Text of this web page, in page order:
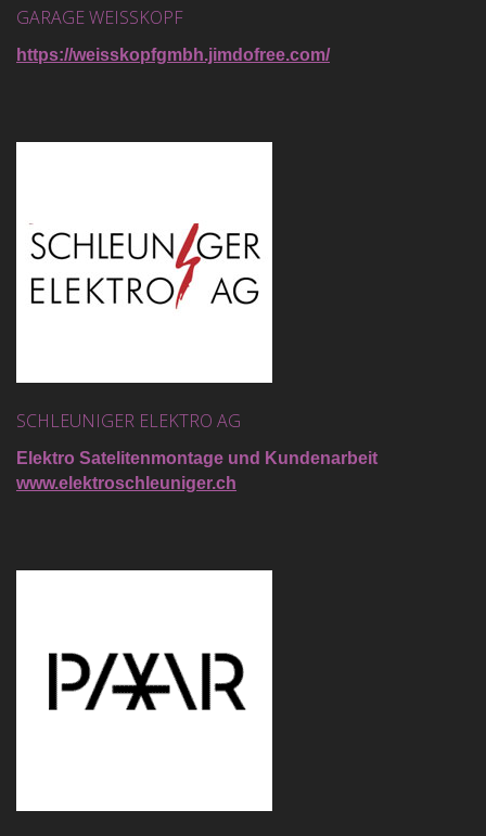
GARAGE WEISSKOPF
https://weisskopfgmbh.jimdofree.com/
SCHLEUNIGER ELEKTRO AG
Elektro Satelitenmontage und Kundenarbeit
www.elektroschleuniger.ch